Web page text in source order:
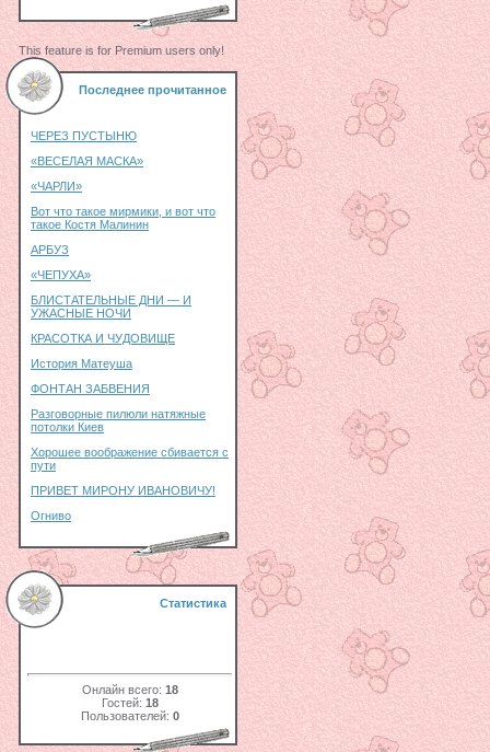
This feature is for Premium users only!
Последнее прочитанное
ЧЕРЕЗ ПУСТЫНЮ
«ВЕСЕЛАЯ МАСКА»
«ЧАРЛИ»
Вот что такое мирмики, и вот что
такое Костя Малинин
АРБУЗ
«ЧЕПУХА»
БЛИСТАТЕЛЬНЫЕ ДНИ — И
УЖАСНЫЕ НОЧИ
КРАСОТКА И ЧУДОВИЩЕ
История Матеуша
ФОНТАН ЗАБВЕНИЯ
Разговорные пилюли натяжные
потолки Киев
Хорошее воображение сбивается с
пути
ПРИВЕТ МИРОНУ ИВАНОВИЧУ!
Огниво
Статистика
Онлайн всего: 18
Гостей: 18
Пользователей: 0